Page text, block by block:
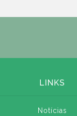
LINKS
Notícias